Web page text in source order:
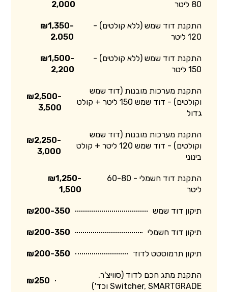
80 ליטר 2,000
התקנת דוד שמש (ללא קולטים) -
120 ליטר
₪1,350-
2,050
התקנת דוד שמש (ללא קולטים) -
150 ליטר
₪1,500-
2,200
התקנת מערכות מובנות (דוד שמש
וקולטים) - דוד שמש 150 ליטר + קולט
גדול
₪2,500-
3,500
התקנת מערכות מובנות (דוד שמש
וקולטים) - דוד שמש 120 ליטר + קולט
בינוני
₪2,250-
3,000
התקנת דוד חשמלי - 60-80
ליטר
₪1,250-
1,500
תיקון דוד שמש ₪200-350
תיקון דוד חשמלי ₪200-350
תיקון תרמוסטט לדוד ₪200-350
התקנת מתג חכם לדוד (סוויצ'ר,
Switcher, SMARTGRADE וכד')
₪250